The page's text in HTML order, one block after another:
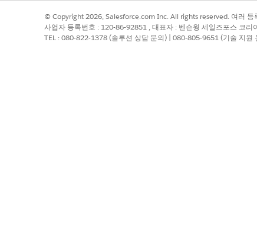
© Copyright 2026, Salesforce.com Inc. All rights reserved. 여러 등
사업자 등록번호 : 120-86-92851 , 대표자 : 벤슨웡 세일즈포스 코
TEL : 080-822-1378 (솔루션 상담 문의) | 080-805-9651 (기술 지원